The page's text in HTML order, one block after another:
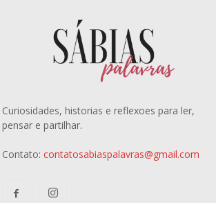
Curiosidades, historias e reflexoes para ler,
pensar e partilhar.
Contato: contatosabiaspalavras@gmail.com